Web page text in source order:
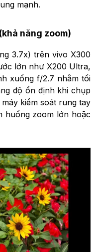
mạnh.
năng zoom)
3.7x) trên vivo X300
lớn như X200 Ultra,
xuống f/2.7 nhằm tối
độ ổn định khi chụp
kiểm soát rung tay
huống zoom lớn hoặc